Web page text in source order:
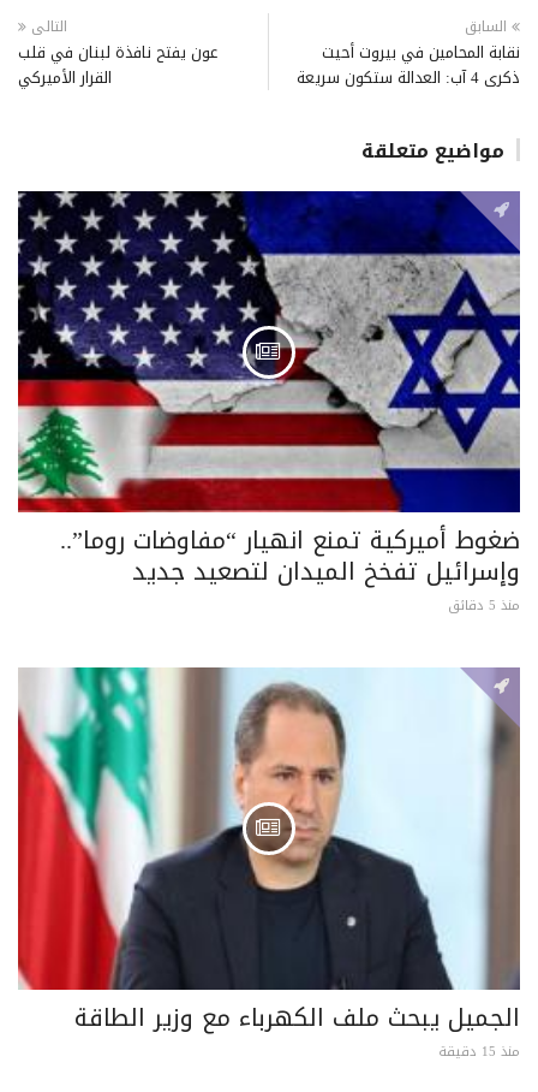
السابق
نقابة المحامين في بيروت أحيت
ذكرى 4 آب: العدالة ستكون سريعة
التالى
عون يفتح نافذة لبنان في قلب
القرار الأميركي
مواضيع متعلقة
ضغوط أميركية تمنع انهيار “مفاوضات روما”..
وإسرائيل تفخخ الميدان لتصعيد جديد
منذ 5 دقائق
الجميل يبحث ملف الكهرباء مع وزير الطاقة
منذ 15 دقيقة